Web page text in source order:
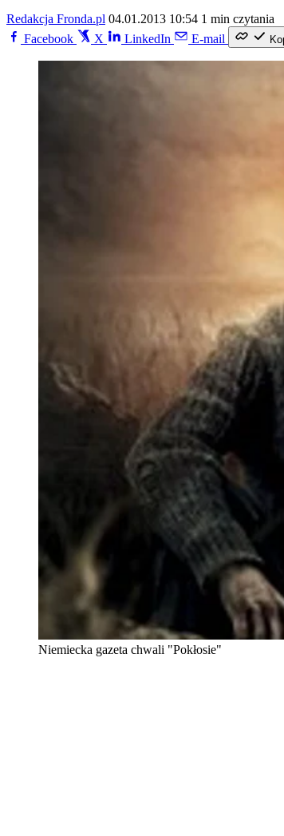
Redakcja Fronda.pl 04.01.2013 10:54 1 min czytania
Facebook
X LinkedIn E-mail
Niemiecka gazeta chwali "Pokłosie"